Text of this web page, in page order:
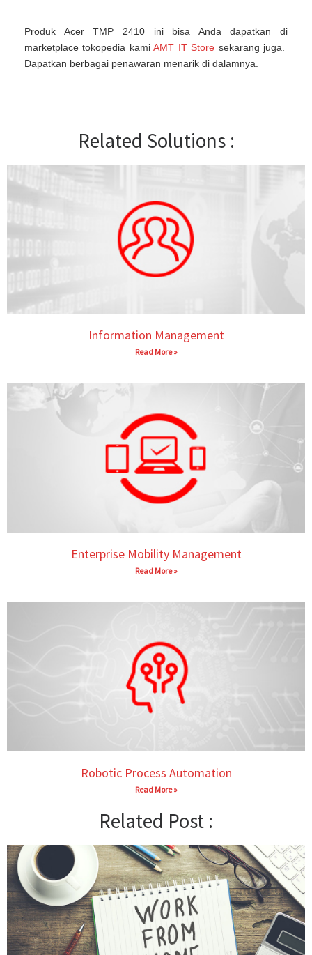
Produk Acer TMP 2410 ini bisa Anda dapatkan di
marketplace tokopedia kamiAMT IT Store sekarang juga.
Dapatkan berbagai penawaran menarik di dalamnya.
Related Solutions :
Information Management
Read More »
Enterprise Mobility Management
Read More »
Robotic Process Automation
Read More »
Related Post :